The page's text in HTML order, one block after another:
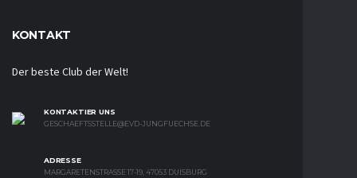
KONTAKT
Der beste Club der Welt!
KONTAKTIER UNS
GESCHAEFTSSTELLE@EVD-JUNGFUECHSE.DE
ADRESSE
MARGARETENSTRASSE 17-19, 47053 DUISBURG